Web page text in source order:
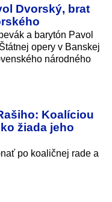
Dvorský, brat
a barytón Pavol
opery v Banskej
národného
Koalíciou
žiada jeho
po koaličnej rade a